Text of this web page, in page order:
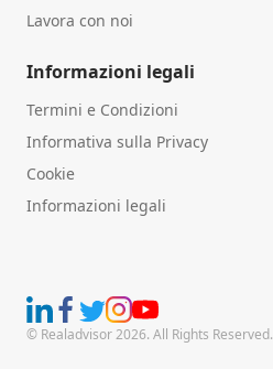
Lavora con noi
Informazioni legali
Termini e Condizioni
Informativa sulla Privacy
Cookie
Informazioni legali
© Realadvisor 2026. All Rights Reserved.